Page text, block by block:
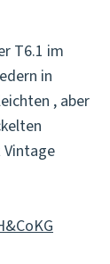
T6.1 im
in
, aber